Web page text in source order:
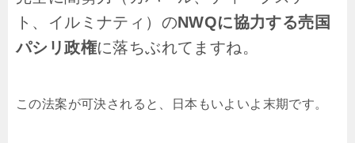
ト、イルミナティ）のNWQに協力する売国
パシリ政権に落ちぶれてますね。
この法案が可決されると、日本もいよいよ末期です。